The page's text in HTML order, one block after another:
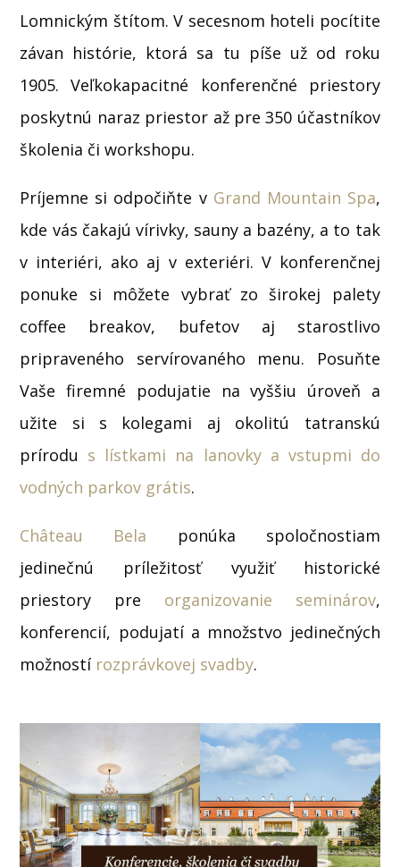
Lomnickým štítom. V secesnom hoteli pocítite
závan histórie, ktorá sa tu píše už od roku
1905. Veľkokapacitné konferenčné priestory
poskytnú naraz priestor až pre 350 účastníkov
školenia či workshopu.
Príjemne si odpočiňte v Grand Mountain Spa,
kde vás čakajú vírivky, sauny a bazény, a to tak
v interiéri, ako aj v exteriéri. V konferenčnej
ponuke si môžete vybrať zo širokej palety
coffee breakov, bufetov aj starostlivo
pripraveného servírovaného menu. Posuňte
Vaše firemné podujatie na vyššiu úroveň a
užite si s kolegami aj okolitú tatranskú
prírodu s lístkami na lanovky a vstupmi do
vodných parkov grátis.
Château Bela ponúka spoločnostiam
jedinečnú príležitosť využiť historické
priestory pre organizovanie seminárov,
konferencií, podujatí a množstvo jedinečných
možností rozprávkovej svadby.